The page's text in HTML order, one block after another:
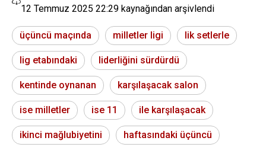
12 Temmuz 2025 22:29 kaynağından arşivlendi
üçüncü maçında milletler ligi lik setlerle
lig etabındaki liderliğini sürdürdü
kentinde oynanan karşılaşacak salon
ise milletler ise 11 ile karşılaşacak
ikinci mağlubiyetini haftasındaki üçüncü